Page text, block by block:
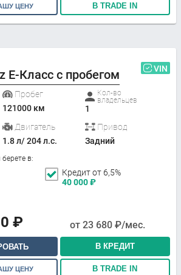
ЦЕНУ В TRADE IN
E-Класс с пробегом VIN
Пробег
121000 км
Кол-во
владельцев
1
Двигатель
1.8 л/ 204 л.с.
Привод
Задний
в:
Кредит от 6,5%
40 000₽
₽ от 23 680 ₽/мес.
В КРЕДИТ
ЦЕНУ В TRADE IN